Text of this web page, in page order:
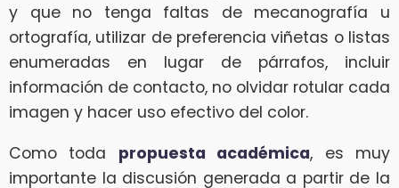
y que no tenga faltas de mecanografía u
ortografía, utilizar de preferencia viñetas o listas
enumeradas en lugar de párrafos, incluir
información de contacto, no olvidar rotular cada
imagen y hacer uso efectivo del color.
Como toda propuesta académica, es muy
importante la discusión generada a partir de la